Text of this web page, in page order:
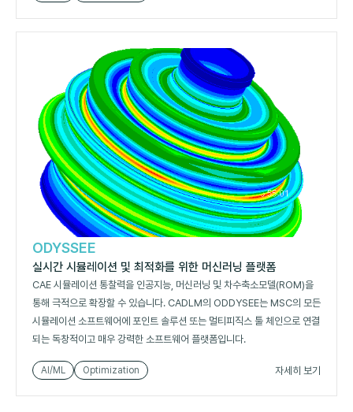
ODYSSEE
실시간 시뮬레이션 및 최적화를 위한 머신러닝 플랫폼
CAE 시뮬레이션 통찰력을 인공지능, 머신러닝 및 차수축소모델(ROM)을
통해 극적으로 확장할 수 있습니다. CADLM의 ODDYSEE는 MSC의 모든
시뮬레이션 소프트웨어에 포인트 솔루션 또는 멀티피직스 툴 체인으로 연결
되는 독창적이고 매우 강력한 소프트웨어 플랫폼입니다.
AI/ML Optimization 자세히 보기